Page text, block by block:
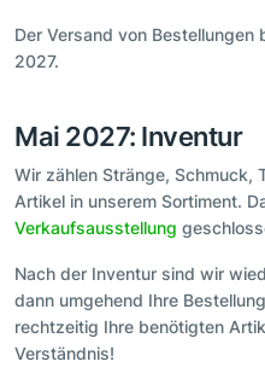
Der Versand von Bestellungen
2027.
Mai 2027: Inventur
Wir zählen Stränge, Schmuck,
Artikel in unserem Sortiment.
Verkaufsausstellung
Nach der Inventur sind wir
dann umgehend Ihre
rechtzeitig Ihre benötigten
Verständnis!